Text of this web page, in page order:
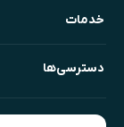
خدمات
دسترسی‌ها